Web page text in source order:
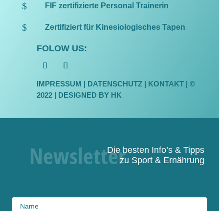
$ FIF zertifizierte Personal Trainerin
$ Zertifiziert für Kinesiologisches Tapen
FOLOW US:
IMPRESSUM | DATENSCHUTZ| KONTAKT | ©
2022 | DESIGNED BY HK
Die besten Info’s & Tipps
zu Sport & Ernährung